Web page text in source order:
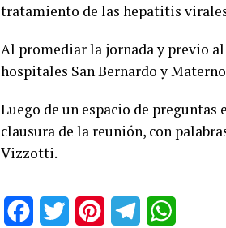
tratamiento de las hepatitis
Al promediar la jornada y previo
hospitales San Bernardo y
Luego de un espacio de
clausura de la reunión, con
Vizzotti.
FacebookTwitter PinterestTelegram